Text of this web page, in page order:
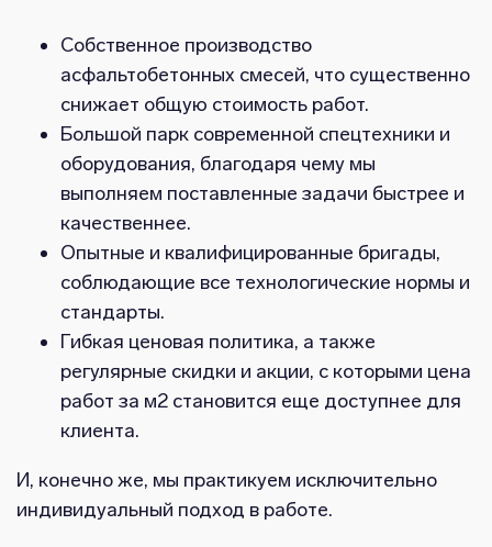
Собственное производство
асфальтобетонных смесей, что существенно
снижает общую стоимость работ.
Большой парк современной спецтехники и
оборудования, благодаря чему мы
выполняем поставленные задачи быстрее и
качественнее.
Опытные и квалифицированные бригады,
соблюдающие все технологические нормы и
стандарты.
Гибкая ценовая политика, а также
регулярные скидки и акции, с которыми цена
работ за м2 становится еще доступнее для
клиента.
И, конечно же, мы практикуем исключительно
индивидуальный подход в работе.